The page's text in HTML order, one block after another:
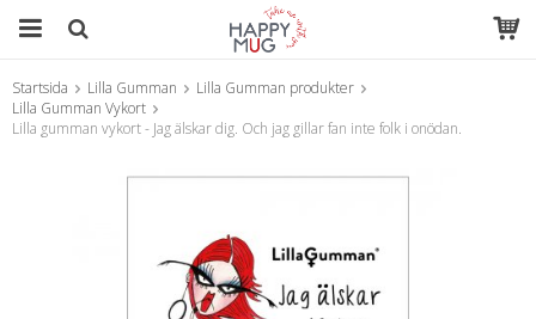
Produkten har blivit tillagd i varukorgen
Startsida Lilla Gumman
Lilla Gumman produkter
Lilla Gumman Vykort
Lilla gumman vykort - Jag älskar dig. Och jag gillar fan inte folk i onödan.